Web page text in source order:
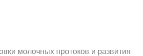
молочных протоков и развития